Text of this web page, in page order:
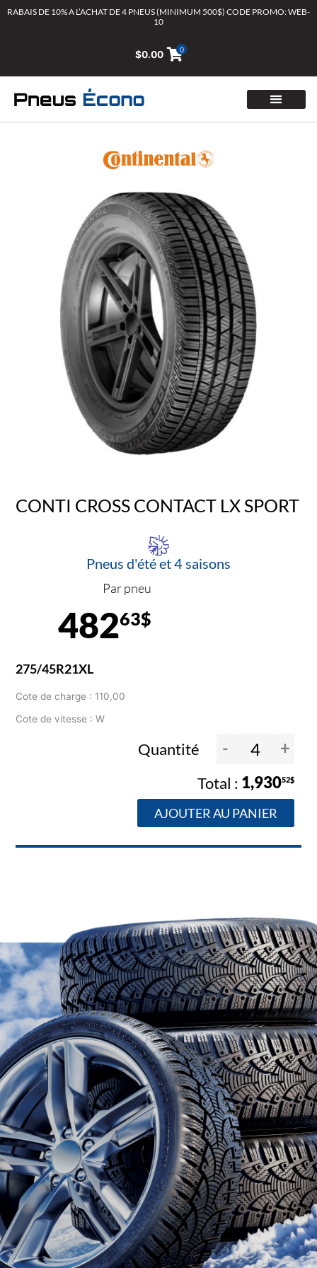
AllerRABAIS DE 10% A L’ACHAT DE 4 PNEUS (MINIMUM 500$) CODE PROMO: WEB-
10
$0.00 0
CONTI CROSS CONTACT LX SPORT
Pneus d'été et 4 saisons
Par pneu
48263$
275/45R21XL
Cote de charge : 110,00
Cote de vitesse : W
Quantité - +
1,93052$
AJOUTER AU PANIER